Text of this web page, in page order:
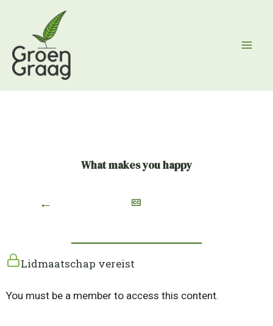
inhoud
What makes you happy
←
Lidmaatschap vereist
You must be a member to access this content.